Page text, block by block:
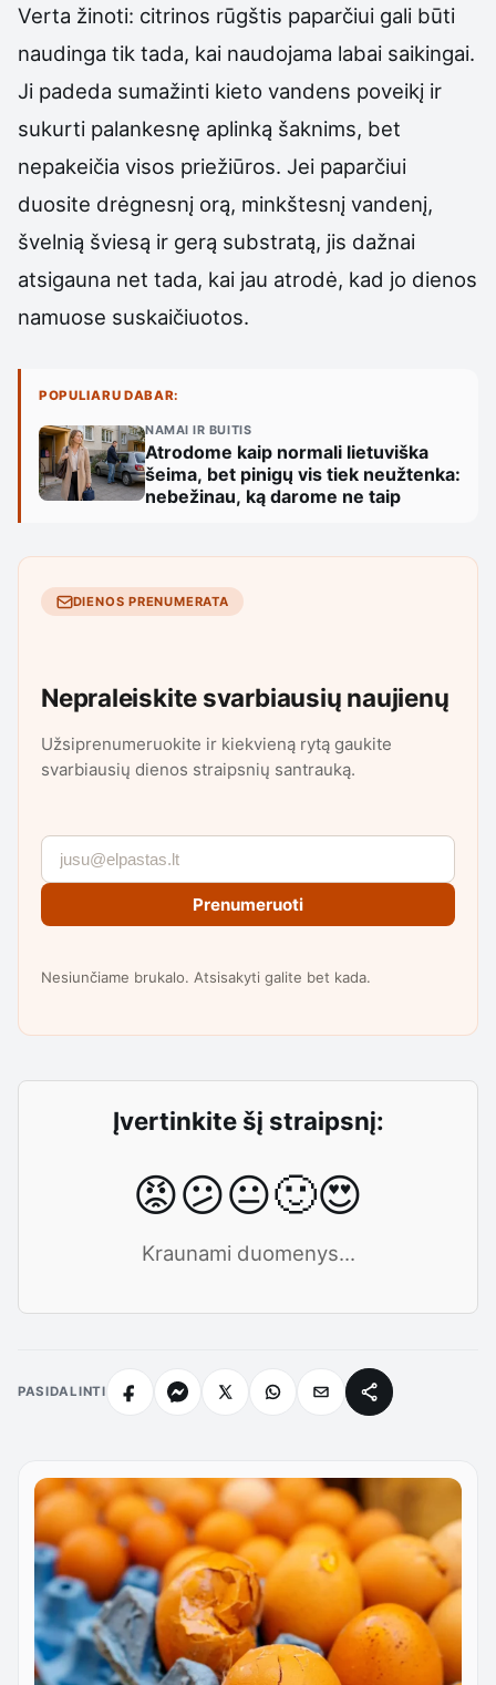
Verta žinoti: citrinos rūgštis paparčiui gali būti
naudinga tik tada, kai naudojama labai saikingai.
Ji padeda sumažinti kieto vandens poveikį ir
sukurti palankesnę aplinką šaknims, bet
nepakeičia visos priežiūros. Jei paparčiui
duosite drėgnesnį orą, minkštesnį vandenį,
švelnią šviesą ir gerą substratą, jis dažnai
atsigauna net tada, kai jau atrodė, kad jo dienos
namuose suskaičiuotos.
POPULIARU DABAR:
NAMAI IR BUITIS
Atrodome kaip normali lietuviška
šeima, bet pinigų vis tiek neužtenka:
nebežinau, ką darome ne taip
DIENOS PRENUMERATA
Nepraleiskite svarbiausių naujienų
Užsiprenumeruokite ir kiekvieną rytą gaukite
svarbiausių dienos straipsnių santrauką.
Prenumeruoti
Nesiunčiame brukalo. Atsisakyti galite bet kada.
Įvertinkite šį straipsnį:
😡😕😐🙂😍
Kraunami duomenys...
PASIDALINTI